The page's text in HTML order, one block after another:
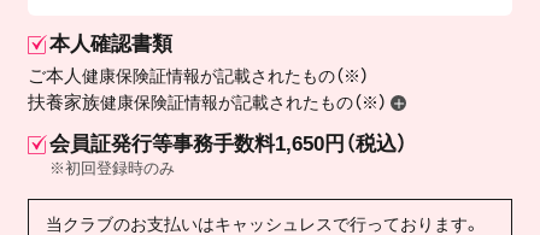
本人確認書類
ご本人健康保険証情報が記載されたもの（※）
扶養家族健康保険証情報が記載されたもの（※）
会員証発行等事務手数料1,650円（税込）
※初回登録時のみ
当クラブのお支払いはキャッシュレスで行っております。